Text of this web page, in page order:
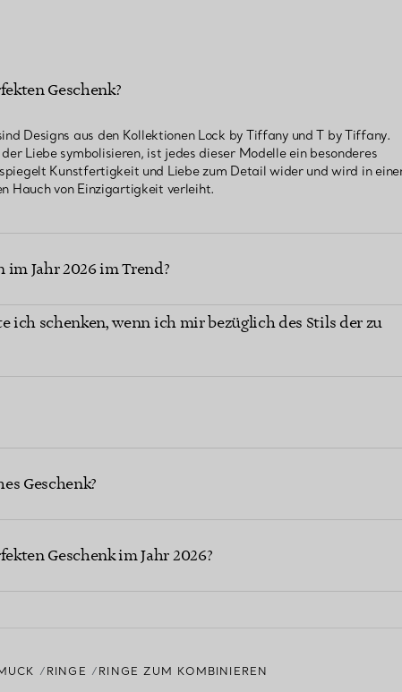
Geschenk?
Designs aus den Kollektionen Lock by Tiffany und T by Tiffany.
Liebe symbolisieren, ist jedes dieser Modelle ein besonderes
Kunstfertigkeit und Liebe zum Detail wider und wird in
Hauch von Einzigartigkeit verleiht.
Jahr 2026 im Trend?
ich schenken, wenn ich mir bezüglich des Stils der zu
Geschenk?
Geschenk im Jahr 2026?
RINGE RINGE ZUM KOMBINIEREN